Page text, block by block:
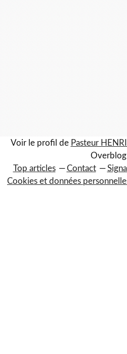
Voir le profil de Pasteur
Overblog
Top articles
Contact
Cookies et données